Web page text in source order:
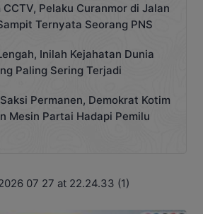
CCTV, Pelaku Curanmor di Jalan
Ternyata Seorang PNS
Inilah Kejahatan Dunia
Paling Sering Terjadi
Permanen, Demokrat Kotim
Mesin Partai Hadapi Pemilu